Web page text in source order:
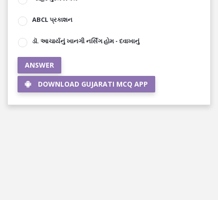
ABCL પ્રકાશન
ડૉ. આચાર્યનું ખાનગી નર્સિંગ હોમ - દવાખાનું
ANSWER
DOWNLOAD GUJARATI MCQ APP